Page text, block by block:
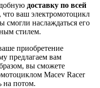
доставку по всей
ваш электромотоцикл
смогли наслаждаться его
стилем.
приобретение
предлагаем вам
вы сможете
Macev Racer
на потом.